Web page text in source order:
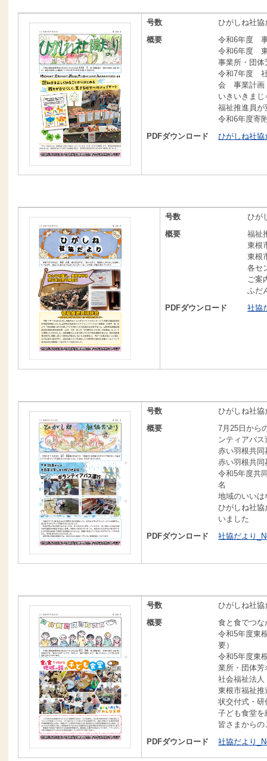
号数
ひがしね社協
概要
令和6年度
令和6年度
事業所・団体
令和7年度
会 事業計画
いきいきまじ
福祉推進員が
令和6年度寄
PDFダウンロード
ひがしね社協
号数
ひが
概要
福祉
東根
東根
各セ
ご案
ふだ
PDFダウンロード
社協
号数
ひがしね社協
概要
7月25日から
ンティアバス
赤い羽根共同
赤い羽根共同
令和5年度共
名
地域のいいは
ひがしね社協
いました
PDFダウンロード
社協だより
号数
ひがしね社協
概要
食と食でつ
令和5年度東
要）
令和5年度東
業所・団体芳
社会福祉法
東根市福祉推
状交付式・研
子ども食堂を
皆さまから
PDFダウンロード
社協だより